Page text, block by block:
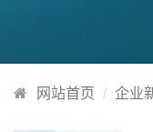
网站首页 企业